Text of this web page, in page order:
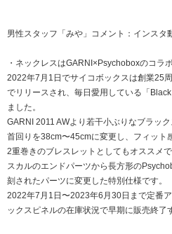
男性スタッフ「みや」コメント：インスタ
・ネックレスはGARNI×Psychoboxのコラ
2022年7月1日でサイコボックスは創業25
でリリースされ、毎日愛用している「
ました。
GARNI 2011 AWより若干小ぶりなブラッ
首回りを38cm〜45cmに変更し、フィット
2重巻きのブレスレットとしてもオススメで
スカルのエンドパーツから長方形の
刻されたパーツに変更した特別仕様です。
2022年7月1日〜2023年6月30日まで定番
ックスピネルの在庫状況で早期に販売終了